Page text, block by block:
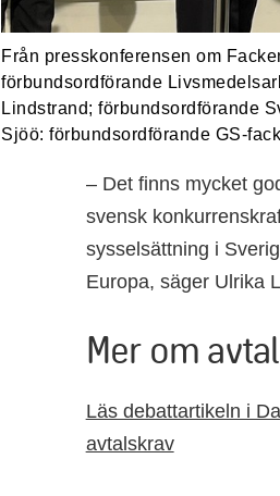
Från presskonferensen om
förbundsordförande
Lindstrand; förbundsordförande
Sjöö: förbundsordförande GS-
– Det finns mycket
svensk
sysselsättning i
Europa, säger Ulrika
Mer om
Läs debattartikeln i
avtalskrav